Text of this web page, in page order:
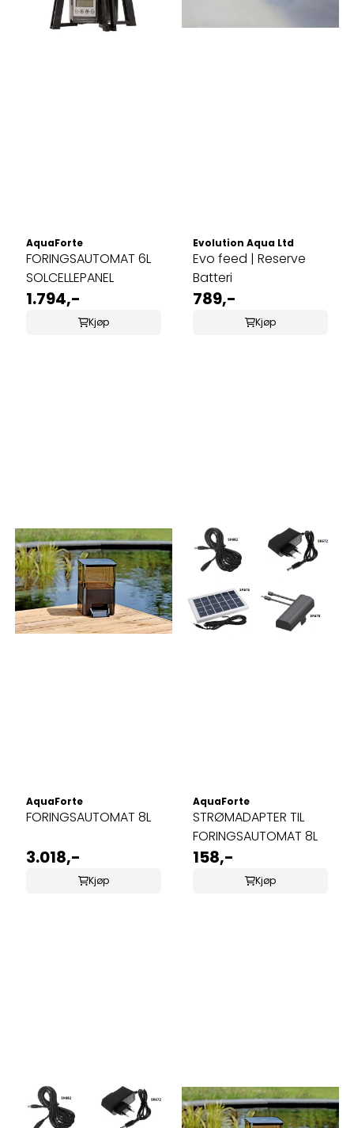
AquaForte
FORINGSAUTOMAT 6L
SOLCELLEPANEL
1.794,-
Kjøp
Evolution Aqua Ltd
Evo feed | Reserve
Batteri
789,-
Kjøp
AquaForte
FORINGSAUTOMAT 8L
3.018,-
Kjøp
AquaForte
STRØMADAPTER TIL
FORINGSAUTOMAT 8L
158,-
Kjøp